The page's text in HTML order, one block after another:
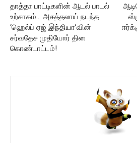
தாத்தா பாட்டிகளின் ஆடல் பாடல்
உற்சாகம்… அசத்தலாய் நடந்த
‘ஹெல்ப் ஏஜ் இந்தியா’வின்
சர்வதேச முதியோர் தின
கொண்டாட்டம்!